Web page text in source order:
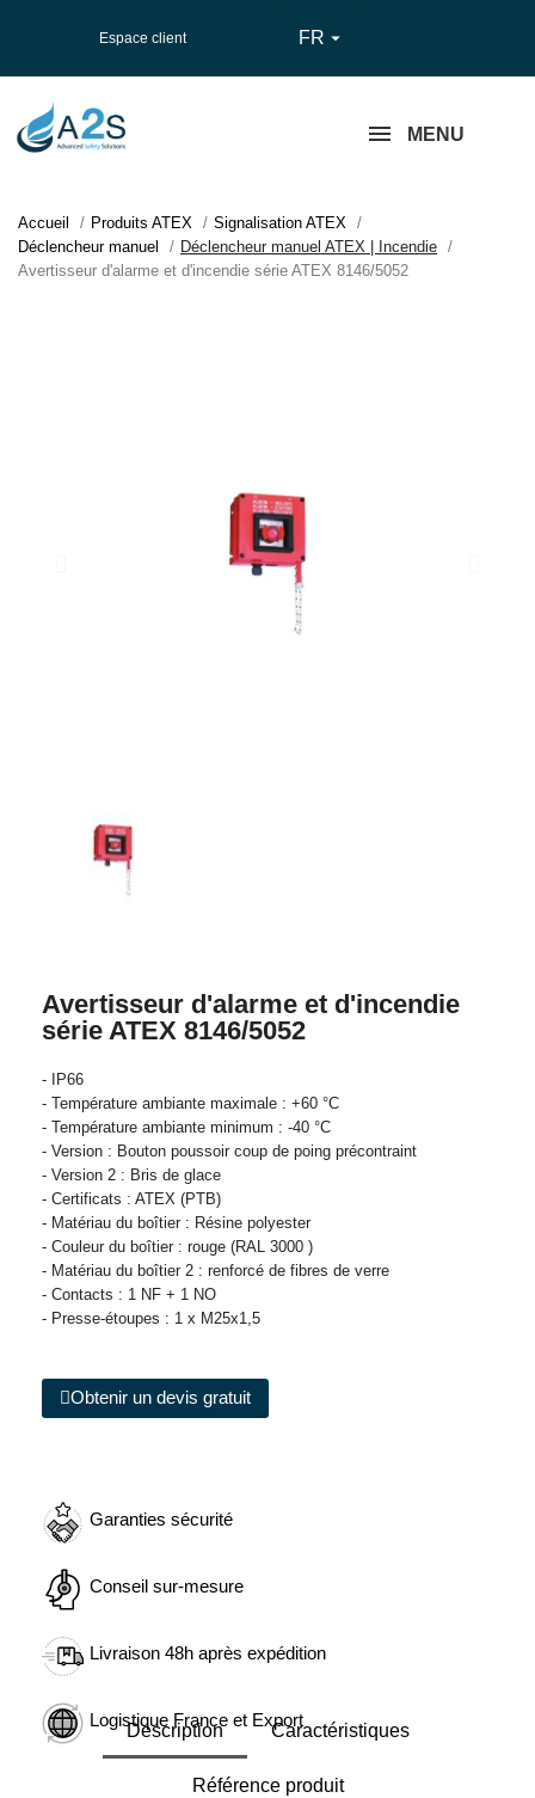
Espace client FR 
MENU
Accueil Produits ATEX
Signalisation ATEX
Déclencheur manuel
Déclencheur manuel ATEX | Incendie
Avertisseur d'alarme et d'incendie série ATEX 8146/5052
Avertisseur d'alarme et d'incendie
série ATEX 8146/5052
- IP66
- Température ambiante maximale : +60 °C
- Température ambiante minimum : -40 °C
- Version : Bouton poussoir coup de poing précontraint
- Version 2 : Bris de glace
- Certificats : ATEX (PTB)
- Matériau du boîtier : Résine polyester
- Couleur du boîtier : rouge (RAL 3000 )
- Matériau du boîtier 2 : renforcé de fibres de verre
- Contacts : 1 NF + 1 NO
- Presse-étoupes : 1 x M25x1,5
Obtenir un devis gratuit
Garanties sécurité
Conseil sur-mesure
Livraison 48h après expédition
Logistique France et Export
Description Caractéristiques
Référence produit